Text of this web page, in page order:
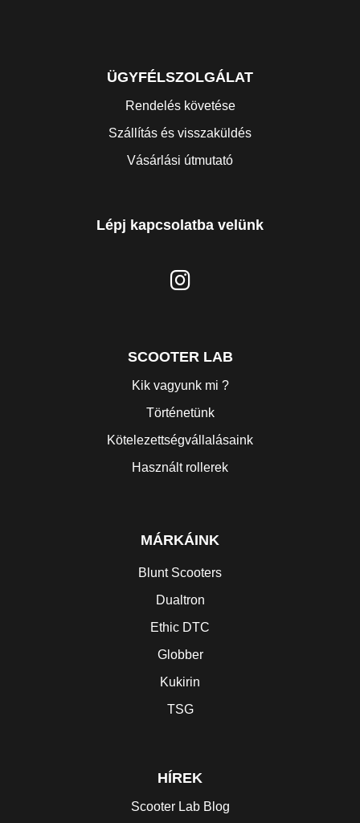
ÜGYFÉLSZOLGÁLAT
Rendelés követése
Szállítás és visszaküldés
Vásárlási útmutató
Lépj kapcsolatba velünk
SCOOTER LAB
Kik vagyunk mi ?
Történetünk
Kötelezettségvállalásaink
Használt rollerek
MÁRKÁINK
Blunt Scooters
Dualtron
Ethic DTC
Globber
Kukirin
TSG
HÍREK
Scooter Lab Blog